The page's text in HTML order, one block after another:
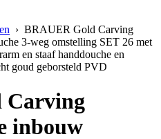
› BRAUER Gold Carving
3-weg omstelling SET 26 met
en staaf handdouche en
goud geborsteld PVD
Carving
inbouw